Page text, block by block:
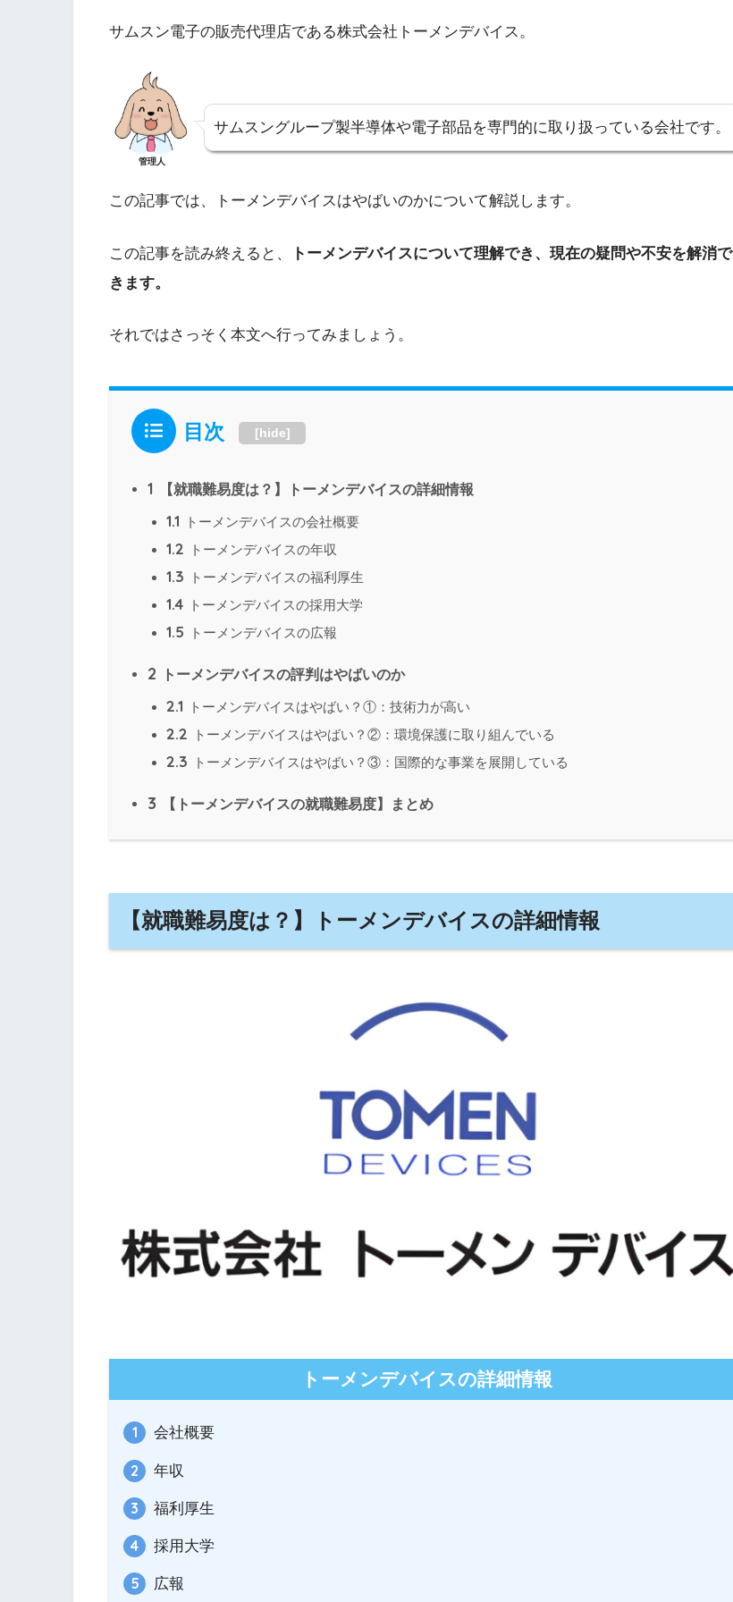
サムスン電子の販売代理店である株式会社トーメンデバイス。
管理人
サムスングループ製半導体や電子部品を専門的に取り扱っている会社です。
この記事では、トーメンデバイスはやばいのかについて解説します。
この記事を読み終えると、
トーメンデバイスについて理解でき、現在の疑問や不安を解消で
きます。
それではさっそく本文へ行ってみましょう。
目次 [hide]
1 【就職難易度は？】トーメンデバイスの詳細情報
1.1 トーメンデバイスの会社概要
1.2 トーメンデバイスの年収
1.3 トーメンデバイスの福利厚生
1.4 トーメンデバイスの採用大学
1.5 トーメンデバイスの広報
2 トーメンデバイスの評判はやばいのか
2.1 トーメンデバイスはやばい？①：技術力が高い
2.2 トーメンデバイスはやばい？②：環境保護に取り組んでいる
2.3 トーメンデバイスはやばい？③：国際的な事業を展開している
3 【トーメンデバイスの就職難易度】まとめ
【就職難易度は？】トーメンデバイスの詳細情報
トーメンデバイスの詳細情報
会社概要
年収
福利厚生
採用大学
広報